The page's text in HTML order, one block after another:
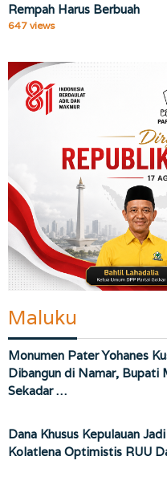
Rempah Harus Berbuah
647 views
Maluku
Monumen Pater Yohanes
Dibangun di Namar, Bupati
Sekadar …
Dana Khusus Kepulauan
Kolatlena Optimistis RUU